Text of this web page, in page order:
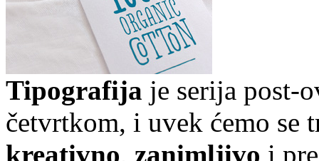
Tipografija je serija post-
četvrtkom, i uvek ćemo se
kreativno, zanimljivo i